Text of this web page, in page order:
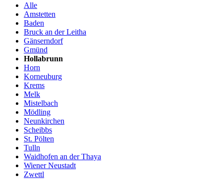
Alle
Amstetten
Baden
Bruck an der Leitha
Gänserndorf
Gmünd
Hollabrunn
Horn
Korneuburg
Krems
Melk
Mistelbach
Mödling
Neunkirchen
Scheibbs
St. Pölten
Tulln
Waidhofen an der Thaya
Wiener Neustadt
Zwettl